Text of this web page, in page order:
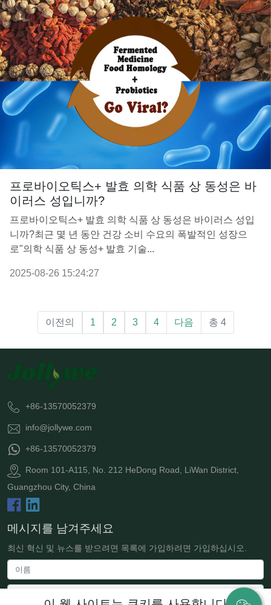
프로바이오틱스+ 발효 의학 식품 상 동성은 바
이러스 성입니까?
프로바이오틱스+ 발효 의학 식품 상 동성은 바이러스 성입
니까?최근 몇 년 동안 건강 소비 수요의 폭발적인 성장으
로"의학 식품 상 동성+ 발효 기술...
2025-08-26 15:24:27
이전의 1 2 3 4 다음 총 4
+86-13570052379
info@jollywe.com
+86-13570052379
Room 101-A115, No. 212 HeDong Road, LiWan District,
Guangzhou City, China
메시지를 남겨주세요
최신 혁신 및 뉴스를 받으려면 목록에 가입하려면 가입하십시오.